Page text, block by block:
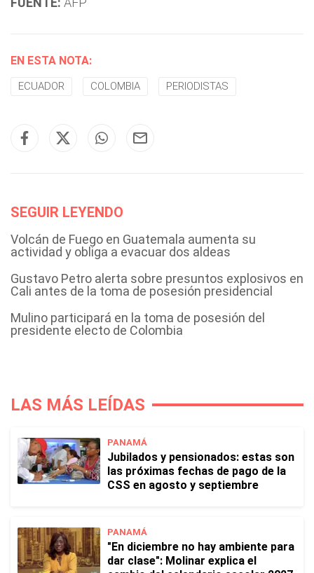
EN ESTA NOTA:
ECUADOR COLOMBIA PERIODISTAS
SEGUIR LEYENDO
Volcán de Fuego en Guatemala aumenta su
actividad y obliga a evacuar dos aldeas
Gustavo Petro alerta sobre presuntos explosivos en
Cali antes de la toma de posesión presidencial
Mulino participará en la toma de posesión del
presidente electo de Colombia
LAS MÁS LEÍDAS
PANAMÁ
Jubilados y pensionados: estas son
las próximas fechas de pago de la
CSS en agosto y septiembre
PANAMÁ
"En diciembre no hay ambiente para
dar clase": Molinar explica el